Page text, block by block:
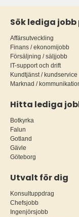
Sök lediga jobb
Affärsutveckling
Finans / ekonomijobb
Försäljning / säljjobb
IT-support och drift
Kundtjänst / kundservice
Marknad /
Hitta lediga
Botkyrka
Falun
Gotland
Gävle
Göteborg
Utvalt för dig
Konsultuppdrag
Chefsjobb
Ingenjörsjobb